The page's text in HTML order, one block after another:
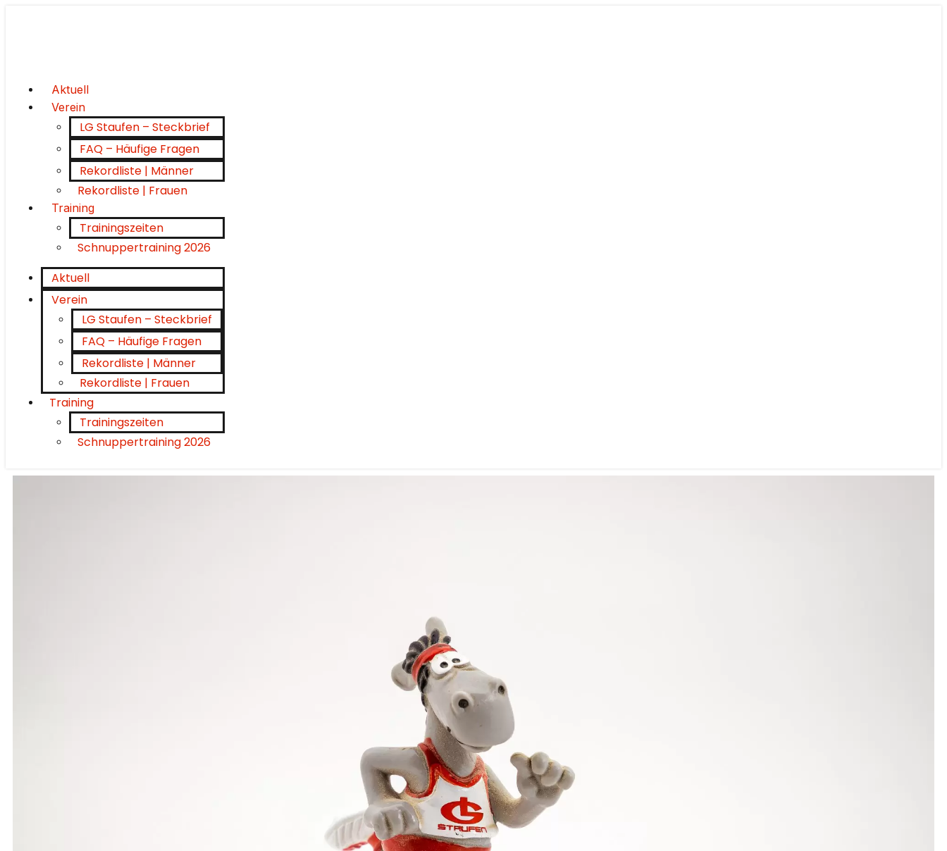
Aktuell
Verein
LG Staufen – Steckbrief
FAQ – Häufige Fragen
Rekordliste | Männer
Rekordliste | Frauen
Training
Trainingszeiten
Schnuppertraining 2026
Aktuell
Verein
LG Staufen – Steckbrief
FAQ – Häufige Fragen
Rekordliste | Männer
Rekordliste | Frauen
Training
Trainingszeiten
Schnuppertraining 2026